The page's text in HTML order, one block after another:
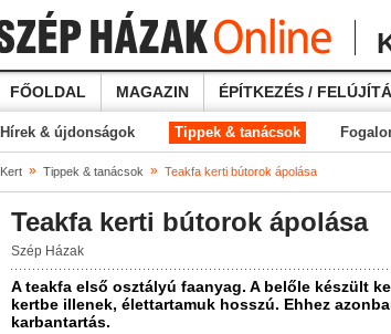
FŐOLDAL MAGAZIN ÉPÍTKEZÉS /
Hírek & újdonságok Tippek & tanácsok
Kert » Tippek & tanácsok » Teakfa kerti bútorok ápolása
Teakfa kerti bútorok ápolása
Szép Házak
A teakfa első osztályú faanyag. A belőle készült
kertbe illenek, élettartamuk hosszú. Ehhez
karbantartás.